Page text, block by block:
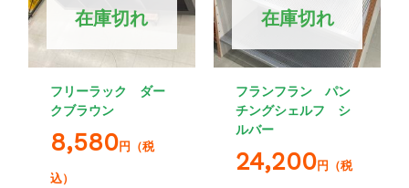
在庫切れ
フリーラック ダー
クブラウン
8,580円（税
込）
在庫切れ
フランフラン パン
チングシェルフ シ
ルバー
24,200円（税